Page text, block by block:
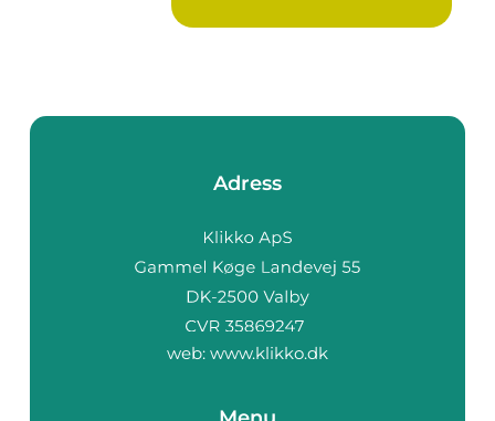
Adress
web: www.klikko.dk